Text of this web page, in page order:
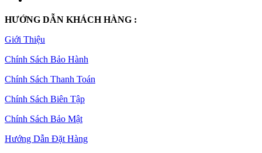
HƯỚNG DẪN KHÁCH HÀNG :
Giới Thiệu
Chính Sách Bảo Hành
Chính Sách Thanh Toán
Chính Sách Biên Tập
Chính Sách Bảo Mật
Hướng Dẫn Đặt Hàng